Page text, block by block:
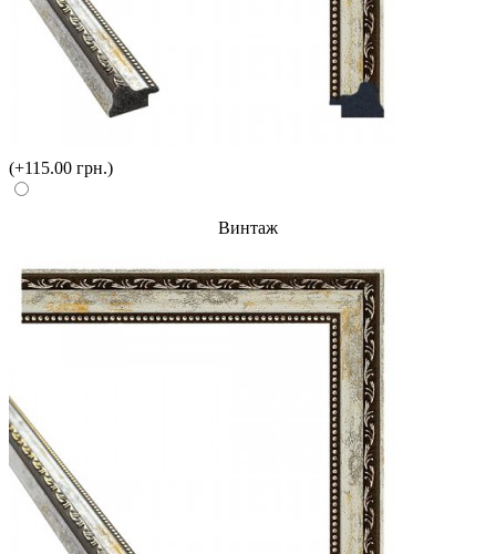
(+115.00 грн.)
Винтаж